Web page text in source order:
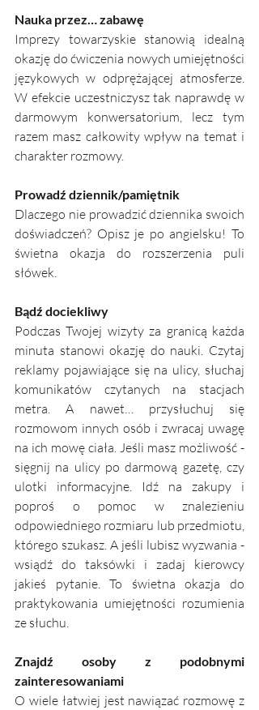
Nauka przez… zabawę
Imprezy towarzyskie stanowią idealną
okazję do ćwiczenia nowych umiejętności
językowych w odprężającej atmosferze.
W efekcie uczestniczysz tak naprawdę w
darmowym konwersatorium, lecz tym
razem masz całkowity wpływ na temat i
charakter rozmowy.
Prowadź dziennik/pamiętnik
Dlaczego nie prowadzić dziennika swoich
doświadczeń? Opisz je po angielsku! To
świetna okazja do rozszerzenia puli
słówek.
Bądź dociekliwy
Podczas Twojej wizyty za granicą każda
minuta stanowi okazję do nauki. Czytaj
reklamy pojawiające się na ulicy, słuchaj
komunikatów czytanych na stacjach
metra. A nawet… przysłuchuj się
rozmowom innych osób i zwracaj uwagę
na ich mowę ciała. Jeśli masz możliwość -
sięgnij na ulicy po darmową gazetę, czy
ulotki informacyjne. Idź na zakupy i
poproś o pomoc w znalezieniu
odpowiedniego rozmiaru lub przedmiotu,
którego szukasz. A jeśli lubisz wyzwania -
wsiądź do taksówki i zadaj kierowcy
jakieś pytanie. To świetna okazja do
praktykowania umiejętności rozumienia
ze słuchu.
Znajdź osoby z podobnymi
zainteresowaniami
O wiele łatwiej jest nawiązać rozmowę z